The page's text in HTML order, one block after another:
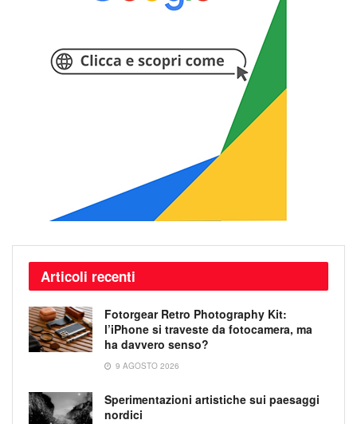
Articoli recenti
Fotorgear Retro Photography Kit:
l’iPhone si traveste da fotocamera, ma
ha davvero senso?
9 AGOSTO 2026
Sperimentazioni artistiche sui paesaggi
nordici